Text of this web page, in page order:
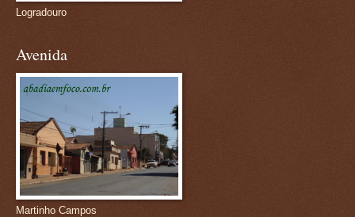
Logradouro
Avenida
Martinho Campos